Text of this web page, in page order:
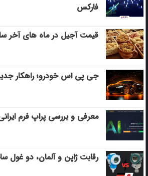
فارکس
قیمت آجیل در ماه های آخر
جی پی اس خودرو؛ راهکار
معرفی و بررسی پراپ فرم ایرانی
رقابت ژاپن و آلمان، دو غول